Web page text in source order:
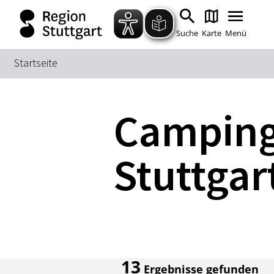
Suche Karte Menü
Startseite
13 Ergebnisse gefunden